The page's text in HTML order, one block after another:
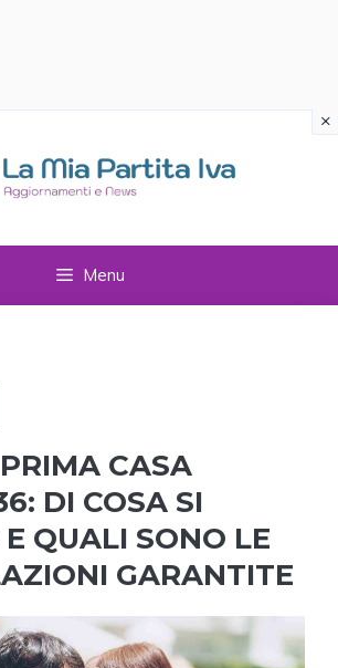
Menu
CASA
DI COSA SI
QUALI SONO LE
GARANTITE
×